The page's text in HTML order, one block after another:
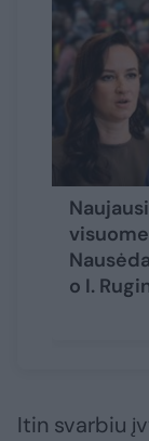
o I.
Itin svarbiu